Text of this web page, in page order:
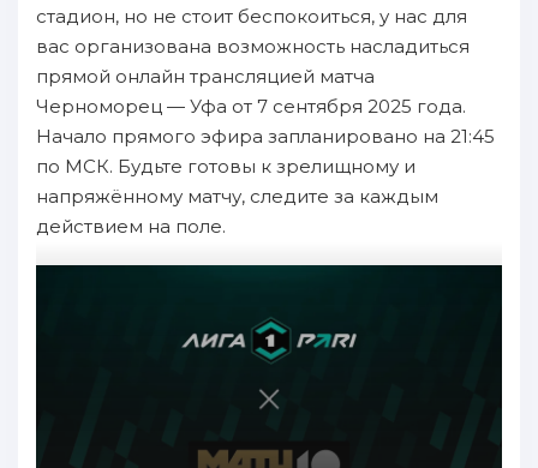
стадион, но не стоит беспокоиться, у нас для
вас организована возможность насладиться
прямой онлайн трансляцией матча
Черноморец — Уфа от 7 сентября 2025 года.
Начало прямого эфира запланировано на 21:45
по МСК. Будьте готовы к зрелищному и
напряжённому матчу, следите за каждым
действием на поле.